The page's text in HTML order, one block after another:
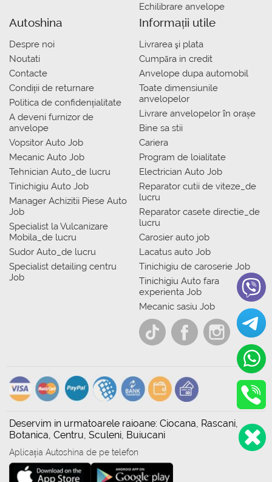
Echilibrare anvelope
Autoshina
Despre noi
Noutati
Contacte
Condiții de returnare
Politica de confidențialitate
A deveni furnizor de
anvelope
Vopsitor Auto Job
Mecanic Auto Job
Tehnician Auto_de lucru
Tinichigiu Auto Job
Manager Achizitii Piese Auto
Job
Specialist la Vulcanizare
Mobila_de lucru
Sudor Auto_de lucru
Specialist detailing centru
Job
Informații utile
Livrarea şi plata
Сumpăra in credit
Anvelope dupa automobil
Toate dimensiunile
anvelopelor
Livrare anvelopelor în orașe
Bine sa stii
Cariera
Program de loialitate
Electrician Auto Job
Reparator cutii de viteze_de
lucru
Reparator casete directie_de
lucru
Carosier auto job
Lacatus auto Job
Tinichigiu de caroserie Job
Tinichigiu Auto fara
experienta Job
Mecanic sasiu Job
Deservim in urmatoarele raioane: Ciocana, Rascani,
Botanica, Centru, Sculeni, Buiucani
Aplicația Autoshina de pe telefon